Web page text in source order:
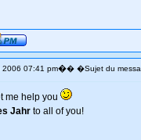
2006 07:41 pm�� �Sujet du
me help you
Jahr to all of you!